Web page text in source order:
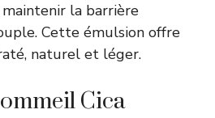
la barrière
Cette émulsion offre
naturel et léger.
Cica